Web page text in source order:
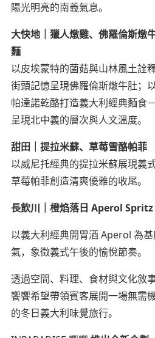
陽光明亮的南義氣息。
大快地｜獵人燉雞、佛羅倫斯燉
麵
以皮埃蒙特的菌菇與山林風土詮
街頭記憶呈現佛羅倫斯燉牛肚；
帕達諾乾酪打造義大利經典麵食－
呈現北中義的層次與人文溫度。
甜田｜提拉米蘇、草莓雪酪帕菲
以威尼托經典的提拉米蘇展現義
草莓帕菲創造清爽優雅的收尾。
長飲川｜橙焰落日 Aperol Spritz
以義大利經典開胃酒 Aperol 為
氣，象徵義式午後的愉悅節奏。
透過空間、料理、食材與文化敘
饗饗希望帶領賓客展開一場無需
的冬日義大利味覺旅行。